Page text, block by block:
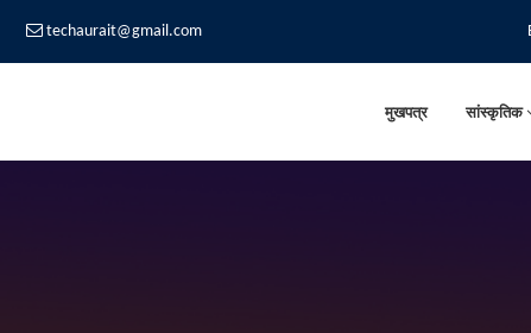
techaurait@gmail.com
मुखपत्र सांस्कृतिक